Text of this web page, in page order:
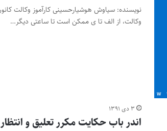
وکالت، از الف تا ی ممکن است تا ساعتی دیگر…
۳ دی ۱۳۹۱
اندر باب حکایت مکرر تعلیق و انتظار